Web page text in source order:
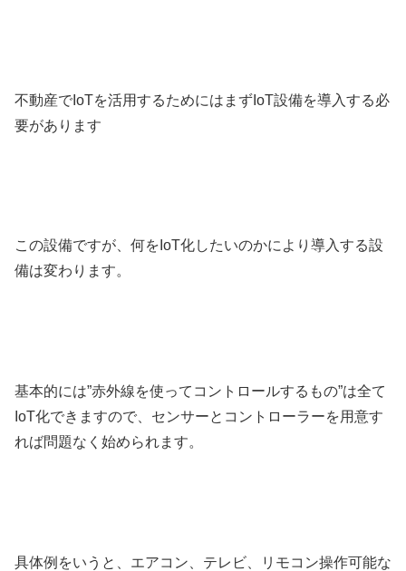
不動産でIoTを活用するためにはまずIoT設備を導入する必
要があります
この設備ですが、何をIoT化したいのかにより導入する設
備は変わります。
基本的には”赤外線を使ってコントロールするもの”は全て
IoT化できますので、センサーとコントローラーを用意す
れば問題なく始められます。
具体例をいうと、エアコン、テレビ、リモコン操作可能な